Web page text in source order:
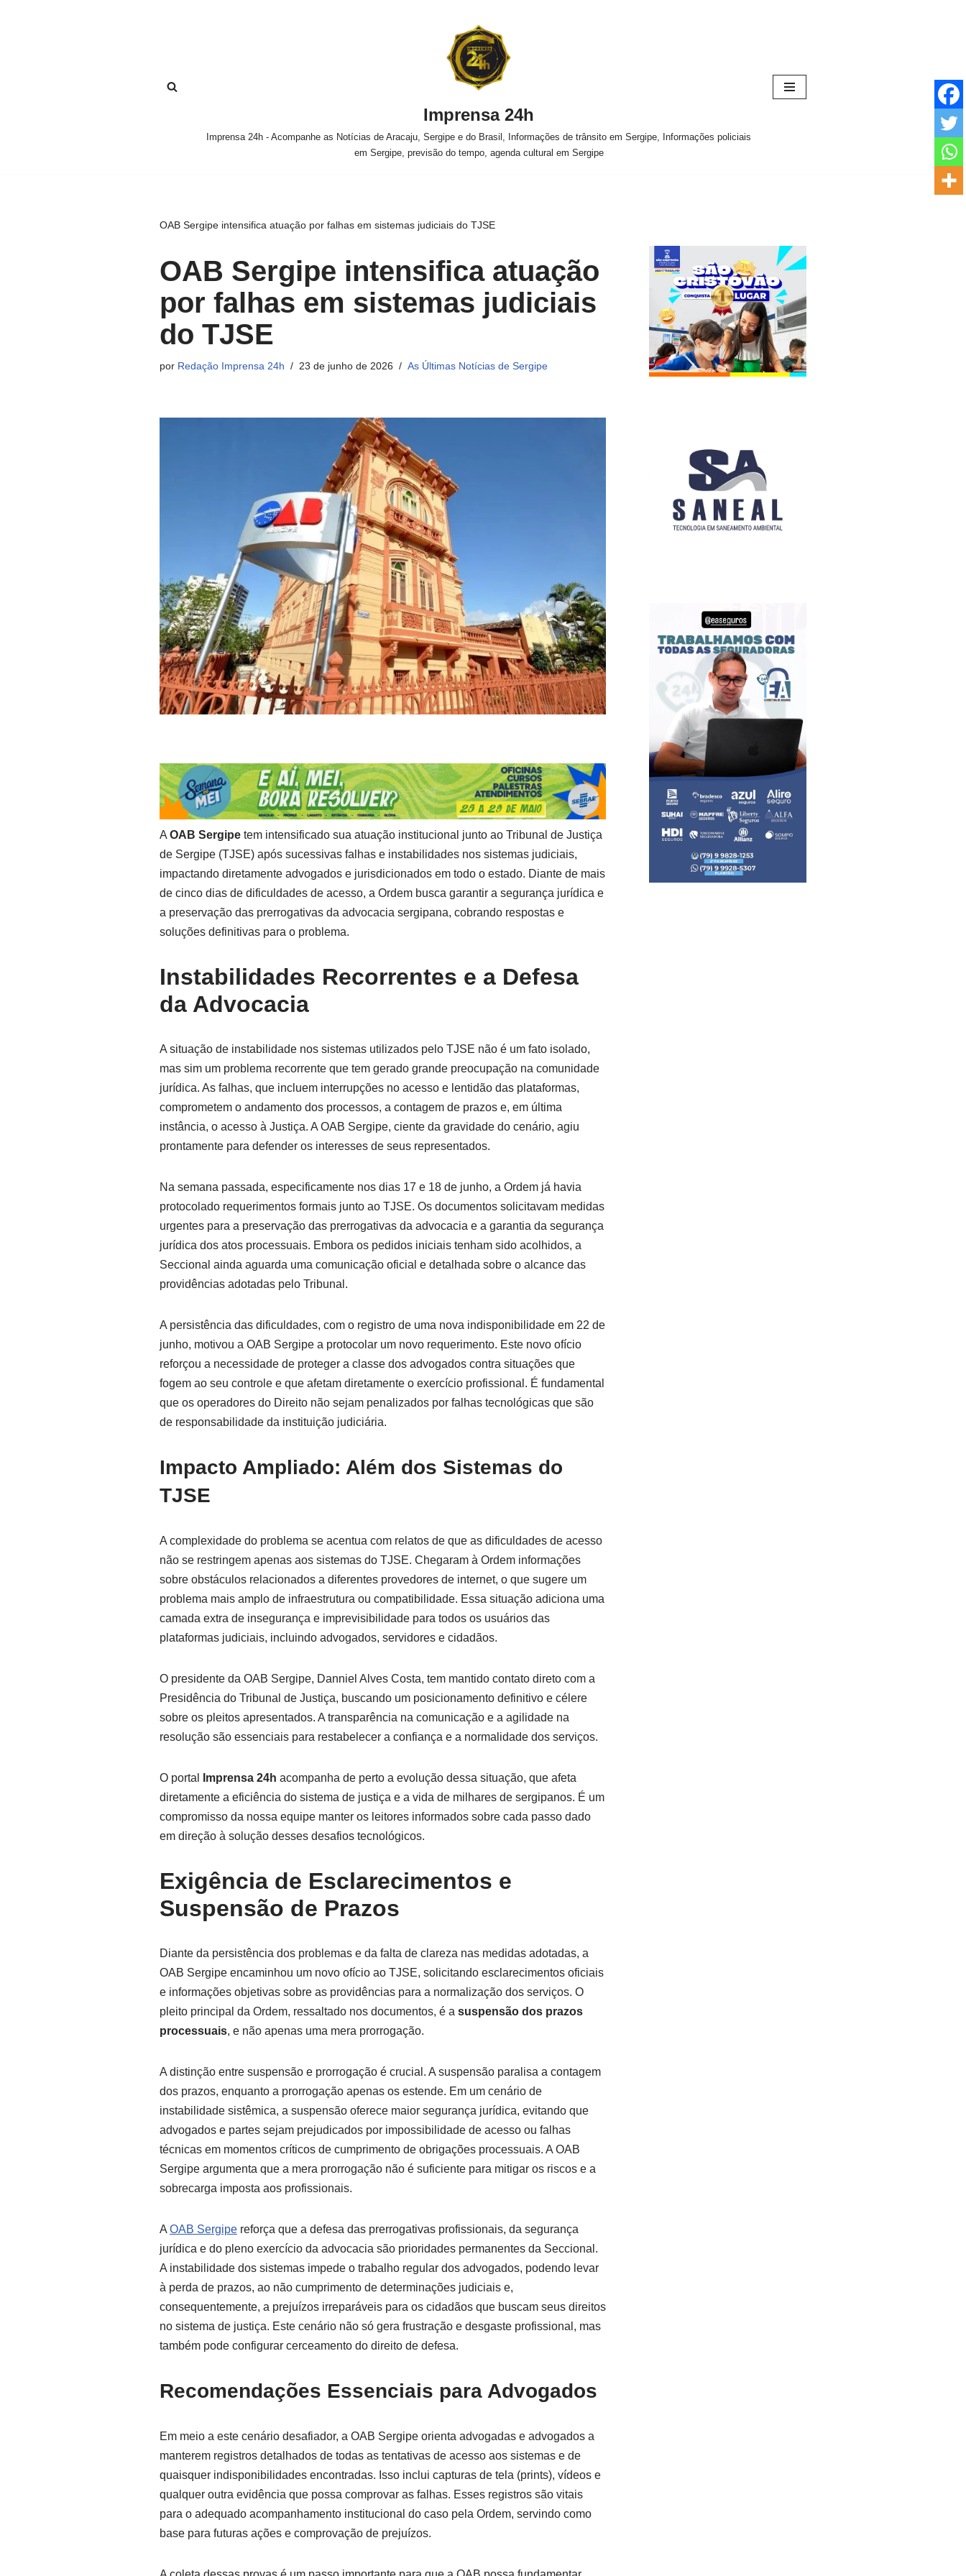
Imprensa 24h
Imprensa 24h - Acompanhe as Notícias de Aracaju, Sergipe e do Brasil, Informações de trânsito em Sergipe, Informações policiais
em Sergipe, previsão do tempo, agenda cultural em Sergipe
OAB Sergipe intensifica atuação por falhas em sistemas judiciais do TJSE
OAB Sergipe intensifica atuação
por falhas em sistemas judiciais
do TJSE
por Redação Imprensa 24h 23 de junho de 2026 As Últimas Notícias de Sergipe
A OAB Sergipe tem intensificado sua atuação institucional junto ao Tribunal de Justiça
de Sergipe (TJSE) após sucessivas falhas e instabilidades nos sistemas judiciais,
impactando diretamente advogados e jurisdicionados em todo o estado. Diante de mais
de cinco dias de dificuldades de acesso, a Ordem busca garantir a segurança jurídica e
a preservação das prerrogativas da advocacia sergipana, cobrando respostas e
soluções definitivas para o problema.
Instabilidades Recorrentes e a Defesa
da Advocacia
A situação de instabilidade nos sistemas utilizados pelo TJSE não é um fato isolado,
mas sim um problema recorrente que tem gerado grande preocupação na comunidade
jurídica. As falhas, que incluem interrupções no acesso e lentidão das plataformas,
comprometem o andamento dos processos, a contagem de prazos e, em última
instância, o acesso à Justiça. A OAB Sergipe, ciente da gravidade do cenário, agiu
prontamente para defender os interesses de seus representados.
Na semana passada, especificamente nos dias 17 e 18 de junho, a Ordem já havia
protocolado requerimentos formais junto ao TJSE. Os documentos solicitavam medidas
urgentes para a preservação das prerrogativas da advocacia e a garantia da segurança
jurídica dos atos processuais. Embora os pedidos iniciais tenham sido acolhidos, a
Seccional ainda aguarda uma comunicação oficial e detalhada sobre o alcance das
providências adotadas pelo Tribunal.
A persistência das dificuldades, com o registro de uma nova indisponibilidade em 22 de
junho, motivou a OAB Sergipe a protocolar um novo requerimento. Este novo ofício
reforçou a necessidade de proteger a classe dos advogados contra situações que
fogem ao seu controle e que afetam diretamente o exercício profissional. É fundamental
que os operadores do Direito não sejam penalizados por falhas tecnológicas que são
de responsabilidade da instituição judiciária.
Impacto Ampliado: Além dos Sistemas do
TJSE
A complexidade do problema se acentua com relatos de que as dificuldades de acesso
não se restringem apenas aos sistemas do TJSE. Chegaram à Ordem informações
sobre obstáculos relacionados a diferentes provedores de internet, o que sugere um
problema mais amplo de infraestrutura ou compatibilidade. Essa situação adiciona uma
camada extra de insegurança e imprevisibilidade para todos os usuários das
plataformas judiciais, incluindo advogados, servidores e cidadãos.
O presidente da OAB Sergipe, Danniel Alves Costa, tem mantido contato direto com a
Presidência do Tribunal de Justiça, buscando um posicionamento definitivo e célere
sobre os pleitos apresentados. A transparência na comunicação e a agilidade na
resolução são essenciais para restabelecer a confiança e a normalidade dos serviços.
O portal Imprensa 24h acompanha de perto a evolução dessa situação, que afeta
diretamente a eficiência do sistema de justiça e a vida de milhares de sergipanos. É um
compromisso da nossa equipe manter os leitores informados sobre cada passo dado
em direção à solução desses desafios tecnológicos.
Exigência de Esclarecimentos e
Suspensão de Prazos
Diante da persistência dos problemas e da falta de clareza nas medidas adotadas, a
OAB Sergipe encaminhou um novo ofício ao TJSE, solicitando esclarecimentos oficiais
e informações objetivas sobre as providências para a normalização dos serviços. O
pleito principal da Ordem, ressaltado nos documentos, é a suspensão dos prazos
processuais, e não apenas uma mera prorrogação.
A distinção entre suspensão e prorrogação é crucial. A suspensão paralisa a contagem
dos prazos, enquanto a prorrogação apenas os estende. Em um cenário de
instabilidade sistêmica, a suspensão oferece maior segurança jurídica, evitando que
advogados e partes sejam prejudicados por impossibilidade de acesso ou falhas
técnicas em momentos críticos de cumprimento de obrigações processuais. A OAB
Sergipe argumenta que a mera prorrogação não é suficiente para mitigar os riscos e a
sobrecarga imposta aos profissionais.
A OAB Sergipe reforça que a defesa das prerrogativas profissionais, da segurança
jurídica e do pleno exercício da advocacia são prioridades permanentes da Seccional.
A instabilidade dos sistemas impede o trabalho regular dos advogados, podendo levar
à perda de prazos, ao não cumprimento de determinações judiciais e,
consequentemente, a prejuízos irreparáveis para os cidadãos que buscam seus direitos
no sistema de justiça. Este cenário não só gera frustração e desgaste profissional, mas
também pode configurar cerceamento do direito de defesa.
Recomendações Essenciais para Advogados
Em meio a este cenário desafiador, a OAB Sergipe orienta advogadas e advogados a
manterem registros detalhados de todas as tentativas de acesso aos sistemas e de
quaisquer indisponibilidades encontradas. Isso inclui capturas de tela (prints), vídeos e
qualquer outra evidência que possa comprovar as falhas. Esses registros são vitais
para o adequado acompanhamento institucional do caso pela Ordem, servindo como
base para futuras ações e comprovação de prejuízos.